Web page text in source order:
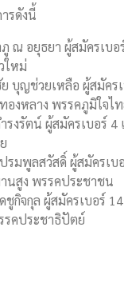
รดังนี้
ณ อยุธยา ผู้สมัครเบอ
ใหม่
บุญช่วยเหลือ ผู้สมัคร
องหลาง พรรคภูมิใจไ
งรัตน์ ผู้สมัครเบอร์ 4
มพูลสวัสดิ์ ผู้สมัครเบ
นสูง พรรคประชาชน
กิจกุล ผู้สมัครเบอร์
คประชาธิปัตย์